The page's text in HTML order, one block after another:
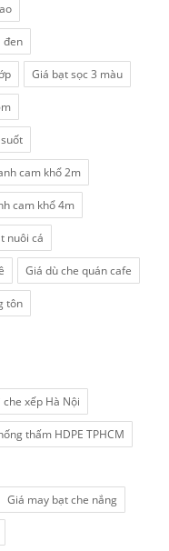
đen
Giá bạt sọc 3 màu
cam khổ 2m
cam khổ 4m
nuôi cá
Giá dù che quán cafe
tôn
xếp Hà Nội
thấm HDPE TPHCM
Giá may bạt che nắng